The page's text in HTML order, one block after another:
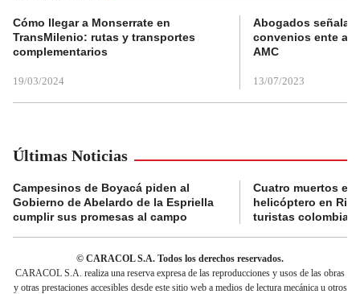
Cómo llegar a Monserrate en
TransMilenio: rutas y transportes
complementarios
19/03/2024
Abogados
convenios ente
AMC
13/07/2023
Últimas Noticias
Campesinos de Boyacá piden al
Gobierno de Abelardo de la Espriella
cumplir sus promesas al campo
Cuatro muertos en
helicóptero en
turistas
© CARACOL S.A. Todos los derechos reservados.
CARACOL S.A. realiza una reserva expresa de las reproducciones y usos de las obras
y otras prestaciones accesibles desde este sitio web a medios de lectura mecánica u otros